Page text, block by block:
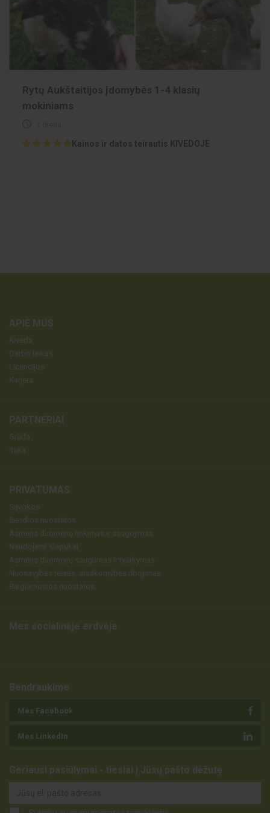
Rytų Aukštaitijos įdomybės 1-4 klasių
mokiniams
Kainos ir datos teirautis KIVEDOJE
APIE MUS
Kiveda
Darbo laikas
Licencijos
Karjera
PARTNERIAI
Grūda
Itaka
PRIVATUMAS
Sąvokos
Bendros nuostatos
Asmens duomenų rinkimas ir saugojimas
Naudojami slapukai
Asmens duomenų saugumas ir tvarkymas
Nuosavybės teisės, atsakomybės ribojimas
Baigiamosios nuostatos
Mes socialinėje erdvėje
Bendraukime
Mes Facebook
Mes LinkedIn
Geriausi pasiūlymai - tiesiai į Jūsų pašto dėžutę